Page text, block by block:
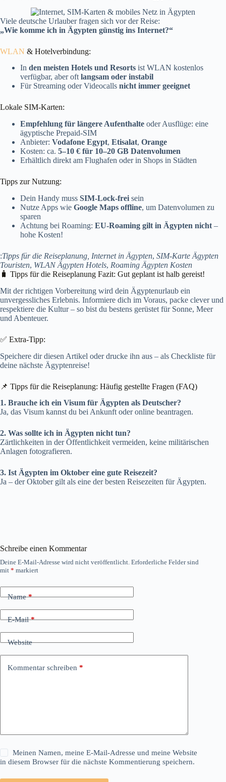
Viele deutsche Urlauber fragen sich vor der Reise:
„Wie komme ich in Ägypten günstig ins Internet?“
WLAN & Hotelverbindung:
In den meisten Hotels und Resorts ist WLAN kostenlos
verfügbar, aber oft langsam oder instabil
Für Streaming oder Videocalls nicht immer geeignet
Lokale SIM-Karten:
Empfehlung für längere Aufenthalte oder Ausflüge: eine
ägyptische Prepaid-SIM
Anbieter: Vodafone Egypt, Etisalat, Orange
Kosten: ca. 5–10 € für 10–20 GB Datenvolumen
Erhältlich direkt am Flughafen oder in Shops in Städten
Tipps zur Nutzung:
Dein Handy muss SIM-Lock-frei sein
Nutze Apps wie Google Maps offline, um Datenvolumen zu
sparen
Achtung bei Roaming: EU-Roaming gilt in Ägypten nicht –
hohe Kosten!
:Tipps für die Reiseplanung, Internet in Ägypten, SIM-Karte Ägypten
Touristen, WLAN Ägypten Hotels, Roaming Ägypten Kosten
🧳 Tipps für die Reiseplanung Fazit: Gut geplant ist halb gereist!
Mit der richtigen Vorbereitung wird dein Ägyptenurlaub ein
unvergessliches Erlebnis. Informiere dich im Voraus, packe clever und
respektiere die Kultur – so bist du bestens gerüstet für Sonne, Meer
und Abenteuer.
✅ Extra-Tipp:
Speichere dir diesen Artikel oder drucke ihn aus – als Checkliste für
deine nächste Ägyptenreise!
📌 Tipps für die Reiseplanung: Häufig gestellte Fragen (FAQ)
1. Brauche ich ein Visum für Ägypten als Deutscher?
Ja, das Visum kannst du bei Ankunft oder online beantragen.
2. Was sollte ich in Ägypten nicht tun?
Zärtlichkeiten in der Öffentlichkeit vermeiden, keine militärischen
Anlagen fotografieren.
3. Ist Ägypten im Oktober eine gute Reisezeit?
Ja – der Oktober gilt als eine der besten Reisezeiten für Ägypten.
Schreibe einen Kommentar
Deine E-Mail-Adresse wird nicht veröffentlicht. Erforderliche Felder sind
mit * markiert
Name*
E-Mail*
Website
Kommentar schreiben *
Meinen Namen, meine E-Mail-Adresse und meine Website
in diesem Browser für die nächste Kommentierung speichern.